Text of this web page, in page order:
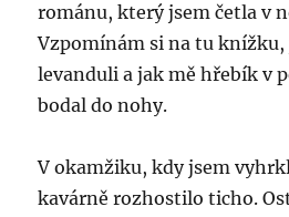
románu, který jsem četla v
Vzpomínám si na tu knížku,
levanduli a jak mě hřebík v
bodal do nohy.
V okamžiku, kdy jsem
kavárně rozhostilo ticho.